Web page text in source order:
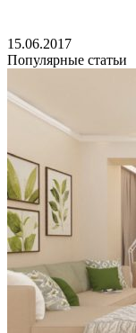
15.06.2017
Популярные статьи